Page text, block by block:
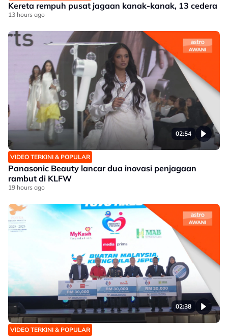
Kereta rempuh pusat jagaan kanak-kanak, 13 cedera
13 hours ago
02:54
VIDEO TERKINI & POPULAR
Panasonic Beauty lancar dua inovasi penjagaan
rambut di KLFW
19 hours ago
02:38
VIDEO TERKINI & POPULAR